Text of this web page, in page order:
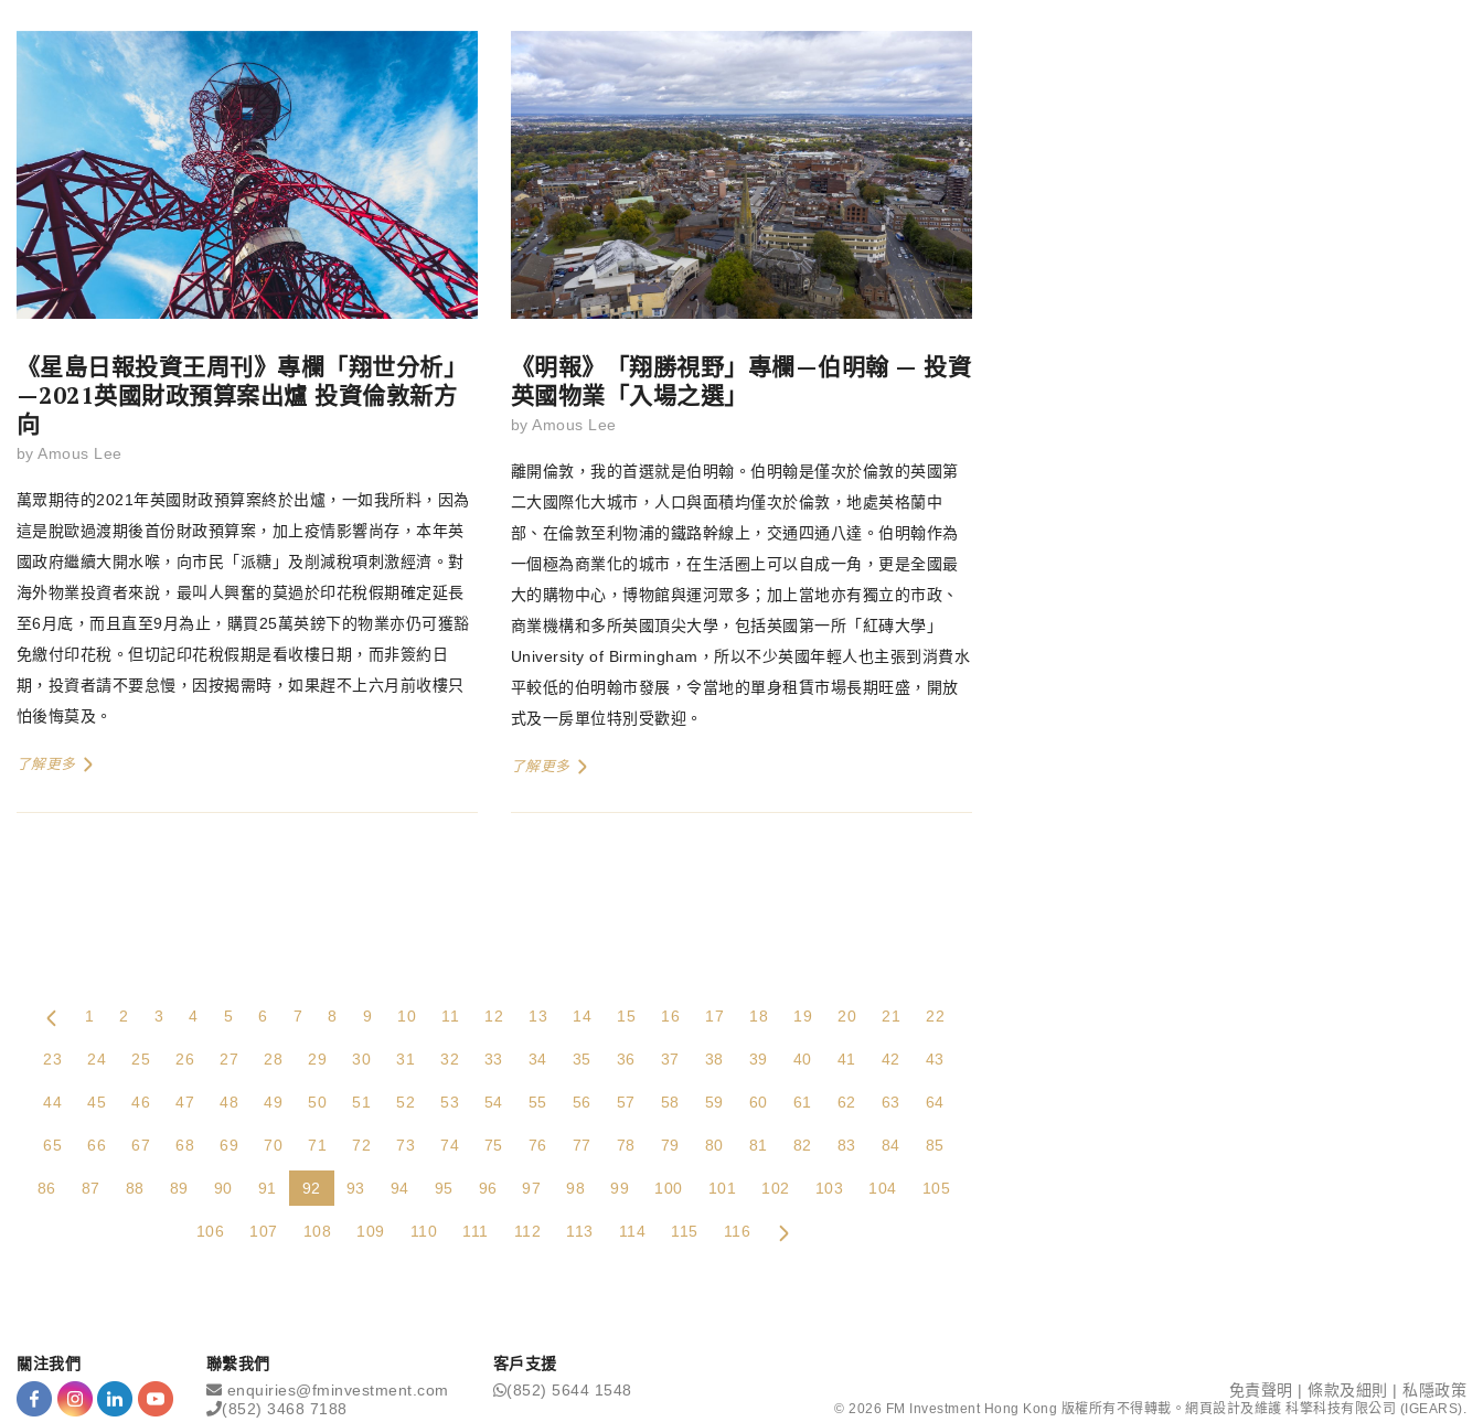
《星島日報投資王周刊》專欄「翔世分析」
—2021英國財政預算案出爐 投資倫敦新方
向
by Amous Lee
萬眾期待的2021年英國財政預算案終於出爐，一如我所料，因為
這是脫歐過渡期後首份財政預算案，加上疫情影響尚存，本年英
國政府繼續大開水喉，向市民「派糖」及削減稅項刺激經濟。對
海外物業投資者來說，最叫人興奮的莫過於印花稅假期確定延長
至6月底，而且直至9月為止，購買25萬英鎊下的物業亦仍可獲豁
免繳付印花稅。但切記印花稅假期是看收樓日期，而非簽約日
期，投資者請不要怠慢，因按揭需時，如果趕不上六月前收樓只
怕後悔莫及。
了解更多
《明報》「翔勝視野」專欄—伯明翰 — 投資
英國物業「入場之選」
by Amous Lee
離開倫敦，我的首選就是伯明翰。伯明翰是僅次於倫敦的英國第
二大國際化大城市，人口與面積均僅次於倫敦，地處英格蘭中
部、在倫敦至利物浦的鐵路幹線上，交通四通八達。伯明翰作為
一個極為商業化的城市，在生活圈上可以自成一角，更是全國最
大的購物中心，博物館與運河眾多；加上當地亦有獨立的市政、
商業機構和多所英國頂尖大學，包括英國第一所「紅磚大學」
University of Birmingham，所以不少英國年輕人也主張到消費水
平較低的伯明翰市發展，令當地的單身租賃市場長期旺盛，開放
式及一房單位特別受歡迎。
了解更多
1 2 3 4 5 6 7 8 9 10 11 12 13 14 15 16 17 18 19 20 21 22
23 24 25 26 27 28 29 30 31 32 33 34 35 36 37 38 39 40 41 42 43
44 45 46 47 48 49 50 51 52 53 54 55 56 57 58 59 60 61 62 63 64
65 66 67 68 69 70 71 72 73 74 75 76 77 78 79 80 81 82 83 84 85
86 87 88 89 90 91 92 93 94 95 96 97 98 99 100 101 102 103 104 105
106 107 108 109 110 111 112 113 114 115 116
關注我們
聯繫我們
enquiries@fminvestment.com
(852) 3468 7188
客戶支援
(852) 5644 1548
免責聲明 | 條款及細則 | 私隱政策
© 2026 FM Investment Hong Kong 版權所有不得轉載。網頁設計及維護 科擎科技有限公司 (IGEARS).